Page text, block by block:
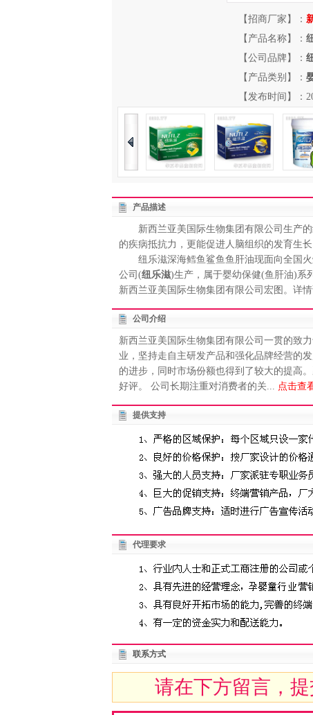
【招商厂家】：
【产品名称】：
【公司品牌】：
【产品类别】：
【发布时间】：
产品描述
新西兰亚美国际生物集团有限公司生产的
的疾病抵抗力，更能促进人脑组织的发育生
纽乐滋深海鳕鱼鲨鱼鱼肝油现面向全国火
公司(纽乐滋)生产，属于婴幼保健(鱼肝油)系
新西兰亚美国际生物集团有限公司宏图。详情
公司介绍
新西兰亚美国际生物集团有限公司一贯的致
业，坚持走自主研发产品和强化品牌经营的
的进步，同时市场份额也得到了较大的提高
好评。 公司长期注重对消费者的关... 点击查
提供支持
代理要求
联系方式
请在下方留言，